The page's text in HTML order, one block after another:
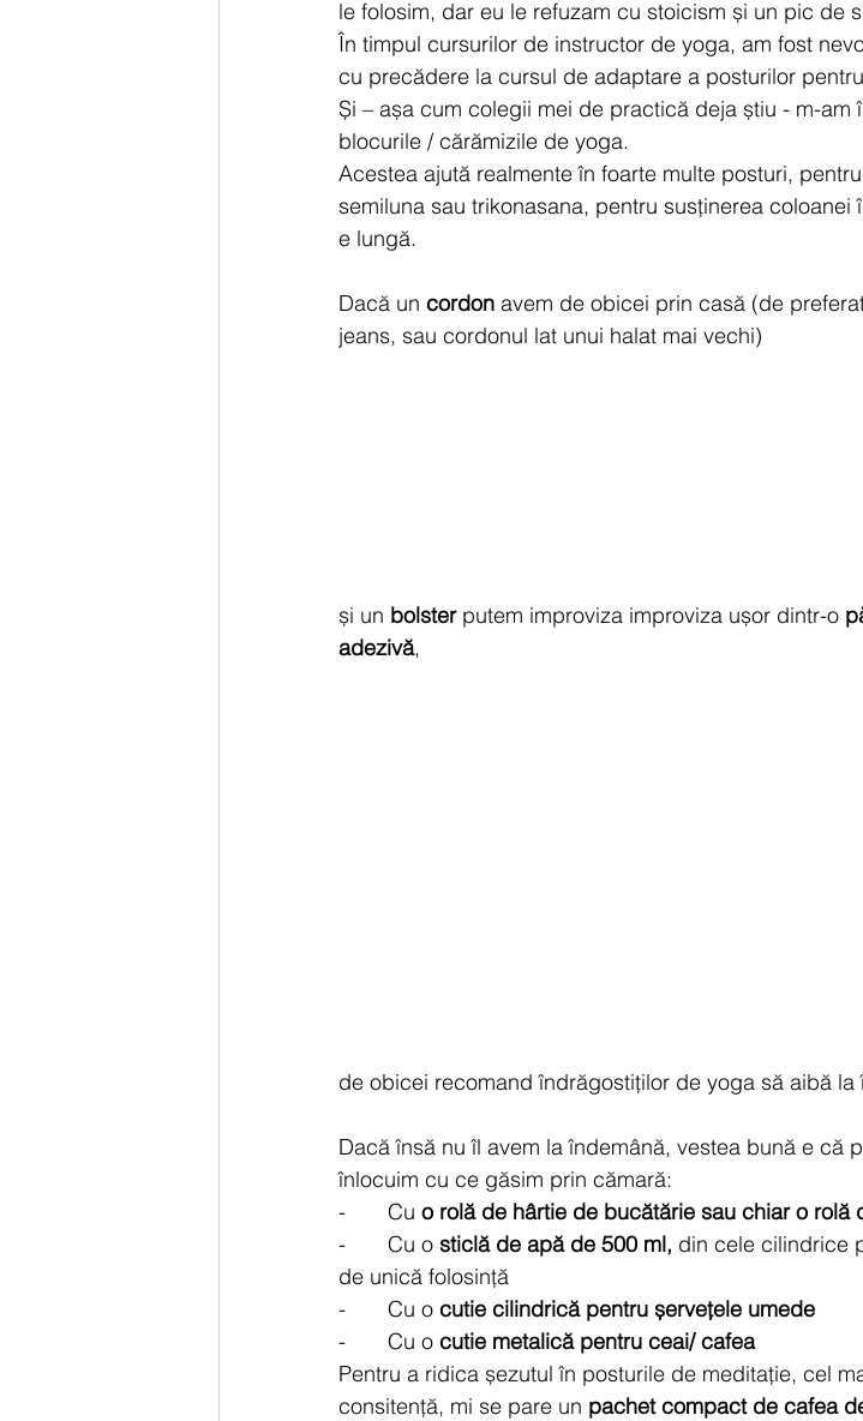
le folosim, dar eu le refuzam cu stoicism și un pic de
În timpul cursurilor de instructor de yoga, am fost
cu precădere la cursul de adaptare a posturilor
Și – așa cum colegii mei de practică deja știu - m-
blocurile / cărămizile de yoga.
Acestea ajută realmente în foarte multe posturi,
semiluna sau trikonasana, pentru susținerea
e lungă.
Dacă un cordon avem de obicei prin casă (de
jeans, sau cordonul lat unui halat mai vechi)
și un bolster putem improviza improviza ușor dintr-o
adezivă,
de obicei recomand îndrăgostiților de yoga să aibă la
Dacă însă nu îl avem la îndemână, vestea bună e că
înlocuim cu ce găsim prin cămară:
-       Cu o rolă de hârtie de bucătărie sau chiar o rolă
-       Cu o sticlă de apă de 500 ml, din cele cilindrice
de unică folosință
-       Cu o cutie cilindrică pentru șervețele umede
-       Cu o cutie metalică pentru ceai/ cafea
Pentru a ridica șezutul în posturile de meditație, cel
consitență, mi se pare un pachet compact de cafea